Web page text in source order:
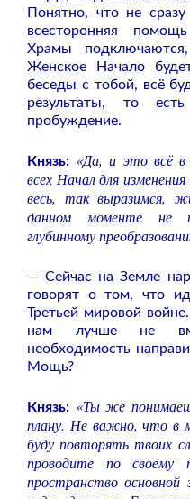
Понятно, что не
всесторонняя
Храмы
Женское Начало
беседы с тобой, всё
результаты, то
пробуждение.
Князь: «Да, и это всё в
всех Начал для
весь, так выразимся,
данном моменте не
глубинному
— Сейчас на Земле
говорят о том, что
Третьей мировой
нам лучше не
необходимость
Мощь?
Князь: «Ты же
плану. Не важно, что в
буду повторять твоих
проводите по своему
пространство основной